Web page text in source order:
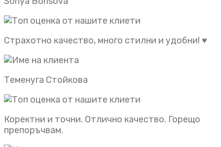
Страхотно качество, много стилни и удобни! ♥️
Теменуга Стойкова
Коректни и точни. Отлично качество. Горещо
препоръчвам.